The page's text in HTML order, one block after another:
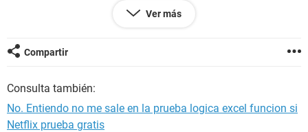
Luis. 280
Ver más
Compartir
Consulta también:
No. Entiendo no me sale en la prueba logica excel funcion si
Netflix prueba gratis